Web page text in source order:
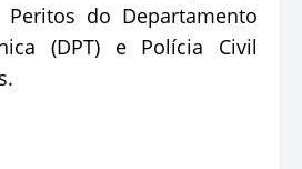
Peritos do Departamento
(DPT) e Polícia Civil